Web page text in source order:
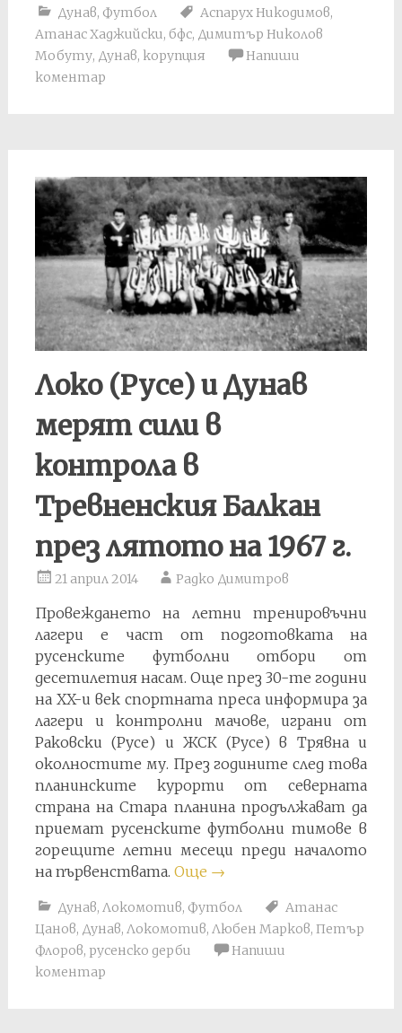
Дунав, Футбол Аспарух Никодимов,
Атанас Хаджийски, бфс, Димитър Николов
Мобуту, Дунав, корупция
Напиши
коментар
Локо (Русе) и Дунав
мерят сили в
контрола в
Тревненския Балкан
през лятото на 1967 г.
21 април 2014 Радко Димитров
Провеждането на летни тренировъчни
лагери е част от подготовката на
русенските футболни отбори от
десетилетия насам. Още през 30-те години
на XX-и век спортната преса информира за
лагери и контролни мачове, играни от
Раковски (Русе) и ЖСК (Русе) в Трявна и
околностите му. През годините след това
планинските курорти от северната
страна на Стара планина продължават да
приемат русенските футболни тимове в
горещите летни месеци преди началото
на първенствата. Още →
Дунав, Локомотив, Футбол
Атанас
Цанов, Дунав, Локомотив, Любен Марков, Петър
Флоров, русенско дерби
Напиши
коментар